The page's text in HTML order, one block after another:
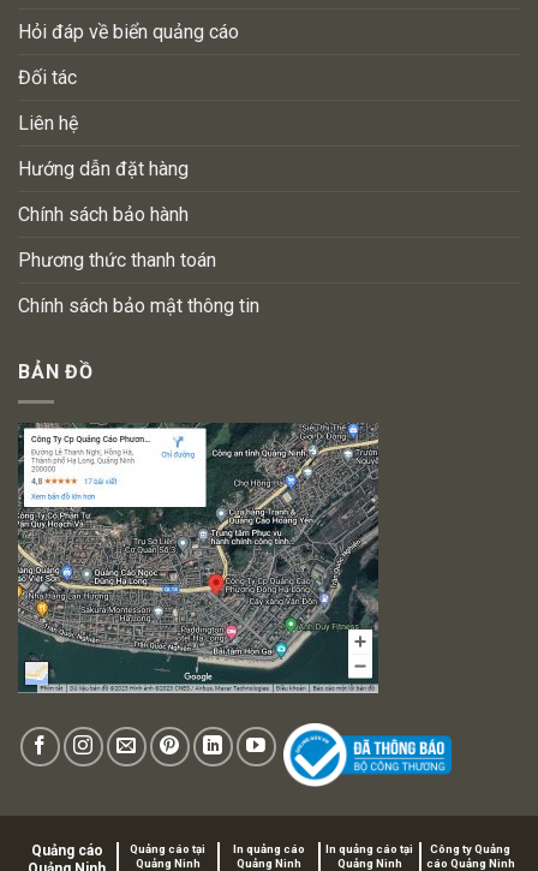
Hỏi đáp về biển quảng cáo
Đối tác
Liên hệ
Hướng dẫn đặt hàng
Chính sách bảo hành
Phương thức thanh toán
Chính sách bảo mật thông tin
BẢN ĐỒ
Quảng cáo
Quảng cáo tại
Quảng Ninh
In quảng cáo
Quảng Ninh
In quảng cáo tại
Quảng Ninh
Công ty Quảng
cáo Quảng Ninh